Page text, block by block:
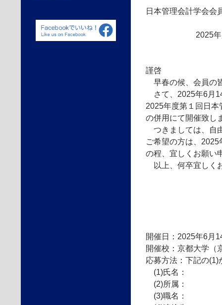
日本管理会計学会会
2025
謹啓
早春の候、会員の
さて、2025年6月
2025年度第１回日本
の併用にて開催致し
つきましては、自
ご希望の方は、
の程、宜しくお願い
以上、何卒宜しく
開催日：2025年6月
開催校：京都大学（
応募方法：下記の(1)
(1)氏名：
(2)所属：
(3)職名：